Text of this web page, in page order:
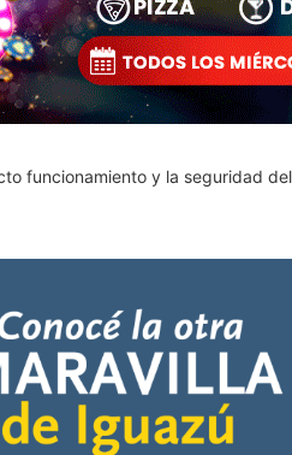
funcionamiento y la seguridad